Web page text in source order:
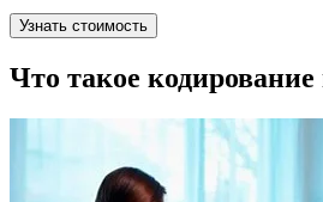
Узнать стоимость
Что такое